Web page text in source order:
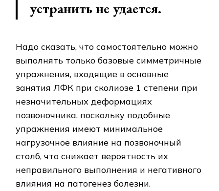
устранить не удается.
Надо сказать, что самостоятельно можно
выполнять только базовые симметричные
упражнения, входящие в основные
занятия ЛФК при сколиозе 1 степени при
незначительных деформациях
позвоночника, поскольку подобные
упражнения имеют минимальное
нагрузочное влияние на позвоночный
столб, что снижает вероятность их
неправильного выполнения и негативного
влияния на патогенез болезни.